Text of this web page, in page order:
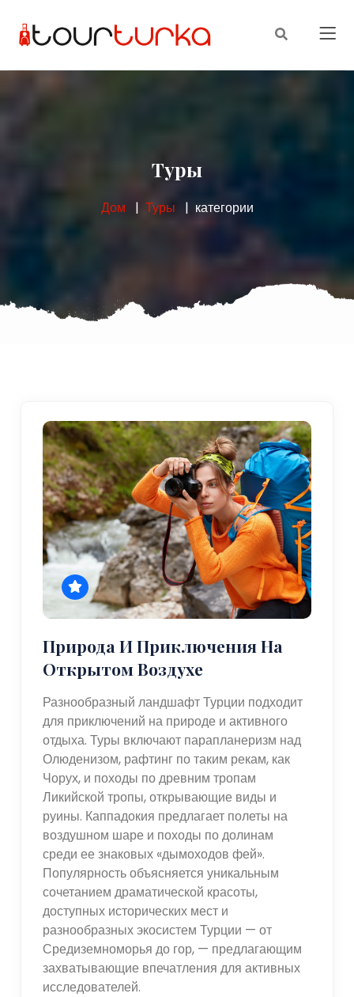
Туры
Дом Туры категории
Природа И Приключения На
Открытом Воздухе
Разнообразный ландшафт Турции подходит
для приключений на природе и активного
отдыха. Туры включают парапланеризм над
Олюденизом, рафтинг по таким рекам, как
Чорух, и походы по древним тропам
Ликийской тропы, открывающие виды и
руины. Каппадокия предлагает полеты на
воздушном шаре и походы по долинам
среди ее знаковых «дымоходов фей».
Популярность объясняется уникальным
сочетанием драматической красоты,
доступных исторических мест и
разнообразных экосистем Турции — от
Средиземноморья до гор, — предлагающим
захватывающие впечатления для активных
исследователей.